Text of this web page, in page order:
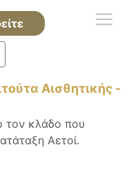
Αισθητικής -
τον κλάδο που
Αετοί.